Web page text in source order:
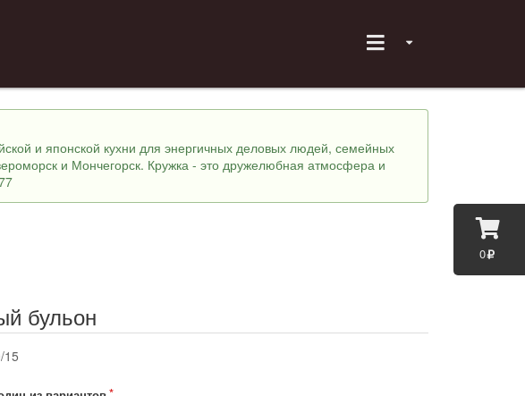
0
и японской кухни для энергичных деловых людей, семейных
и Мончегорск. Кружка - это дружелюбная атмосфера и
бульон
15